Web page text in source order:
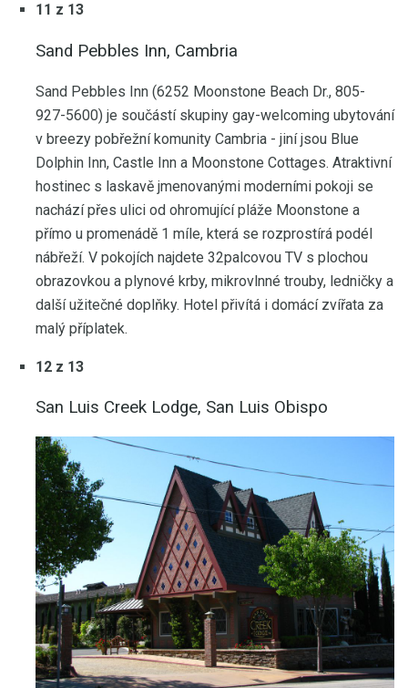
11 z 13
Sand Pebbles Inn, Cambria
Sand Pebbles Inn (6252 Moonstone Beach Dr., 805-
927-5600) je součástí skupiny gay-welcoming ubytování
v breezy pobřežní komunity Cambria - jiní jsou Blue
Dolphin Inn, Castle Inn a Moonstone Cottages. Atraktivní
hostinec s laskavě jmenovanými moderními pokoji se
nachází přes ulici od ohromující pláže Moonstone a
přímo u promenádě 1 míle, která se rozprostírá podél
nábřeží. V pokojích najdete 32palcovou TV s plochou
obrazovkou a plynové krby, mikrovlnné trouby, ledničky a
další užitečné doplňky. Hotel přivítá i domácí zvířata za
malý příplatek.
12 z 13
San Luis Creek Lodge, San Luis Obispo